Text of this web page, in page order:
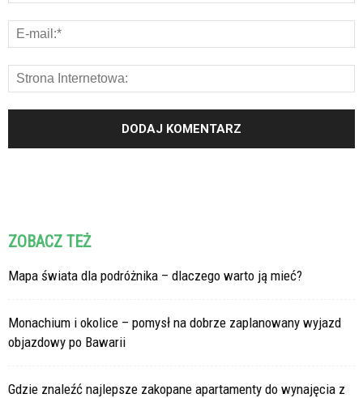
ZOBACZ TEŻ
Mapa świata dla podróżnika – dlaczego warto ją mieć?
Monachium i okolice – pomysł na dobrze zaplanowany wyjazd
objazdowy po Bawarii
Gdzie znaleźć najlepsze zakopane apartamenty do wynajęcia z